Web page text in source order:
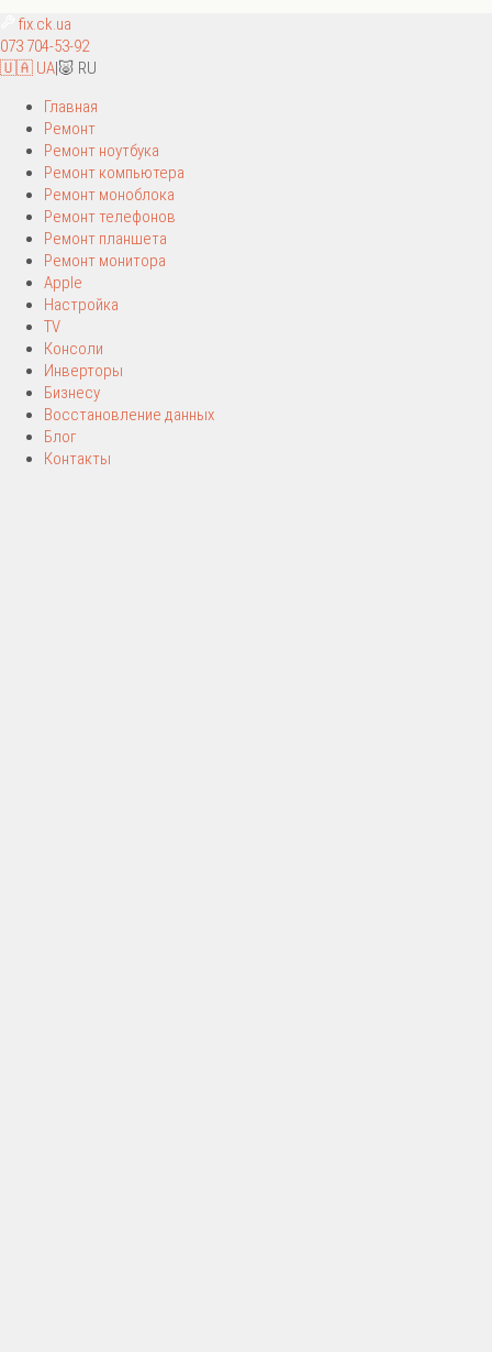
fix.ck.ua
073 704-53-92
🇺🇦 UA|🐷 RU
Главная
Ремонт
Ремонт ноутбука
Ремонт компьютера
Ремонт моноблока
Ремонт телефонов
Ремонт планшета
Ремонт монитора
Apple
Настройка
TV
Консоли
Инверторы
Бизнесу
Восстановление данных
Блог
Контакты